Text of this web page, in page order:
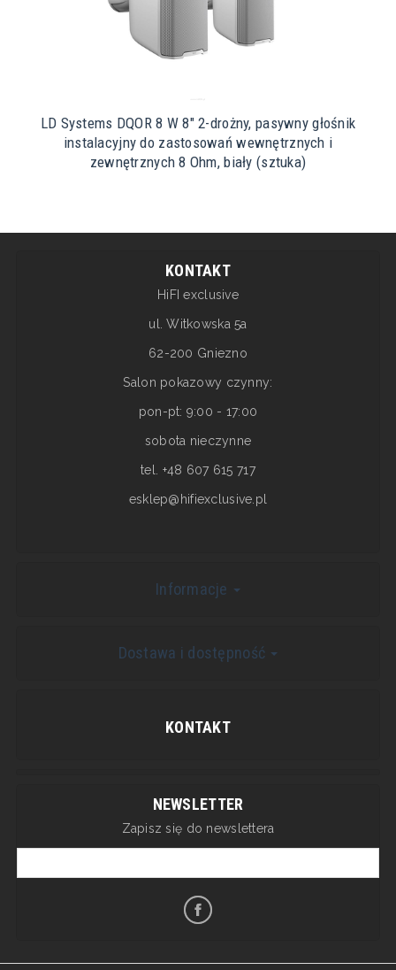
LD Systems DQOR 8 W 8" 2-drożny, pasywny głośnik
instalacyjny do zastosowań wewnętrznych i
zewnętrznych 8 Ohm, biały (sztuka)
KONTAKT
HiFI exclusive
ul. Witkowska 5a
62-200 Gniezno
Salon pokazowy czynny:
pon-pt: 9:00 - 17:00
sobota nieczynne
tel. +48 607 615 717
esklep@hifiexclusive.pl
Informacje
Dostawa i dostępność
KONTAKT
NEWSLETTER
Zapisz się do newslettera